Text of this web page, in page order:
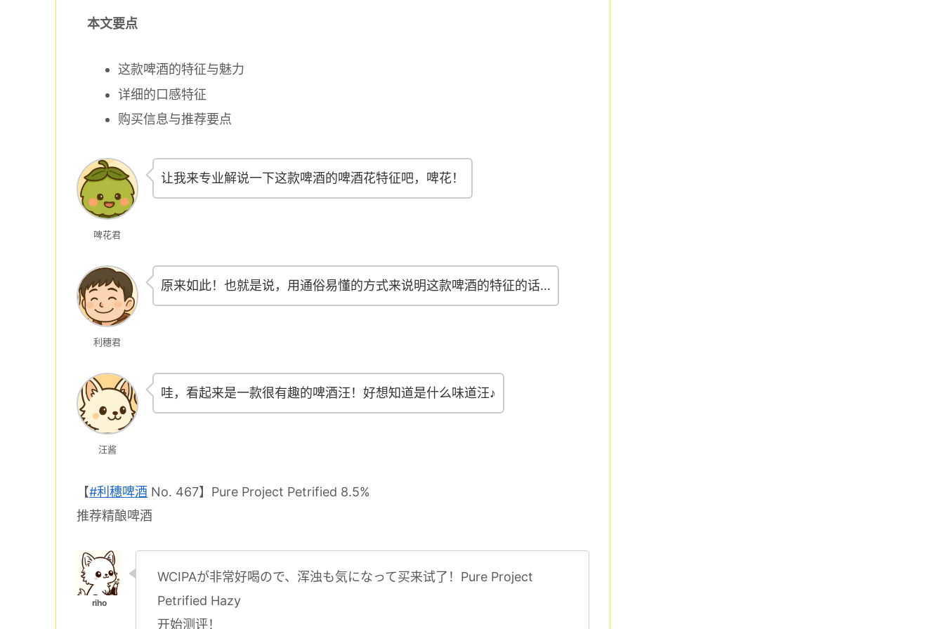
本文要点
这款啤酒的特征与魅力
详细的口感特征
购买信息与推荐要点
啤花君
让我来专业解说一下这款啤酒的啤酒花特征吧，啤花！
利穗君
原来如此！也就是说，用通俗易懂的方式来说明这款啤酒的特征的话…
汪酱
哇，看起来是一款很有趣的啤酒汪！好想知道是什么味道汪♪
【#利穗啤酒 No. 467】Pure Project Petrified 8.5%
推荐精酿啤酒
WCIPAが非常好喝ので、浑浊も気になって买来试了！Pure Project
Petrified Hazy
开始测评！